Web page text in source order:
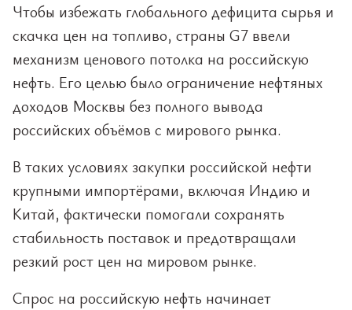
Чтобы избежать глобального дефицита сырья и
скачка цен на топливо, страны G7 ввели
механизм ценового потолка на российскую
нефть. Его целью было ограничение нефтяных
доходов Москвы без полного вывода
российских объёмов с мирового рынка.
В таких условиях закупки российской нефти
крупными импортёрами, включая Индию и
Китай, фактически помогали сохранять
стабильность поставок и предотвращали
резкий рост цен на мировом рынке.
Спрос на российскую нефть начинает